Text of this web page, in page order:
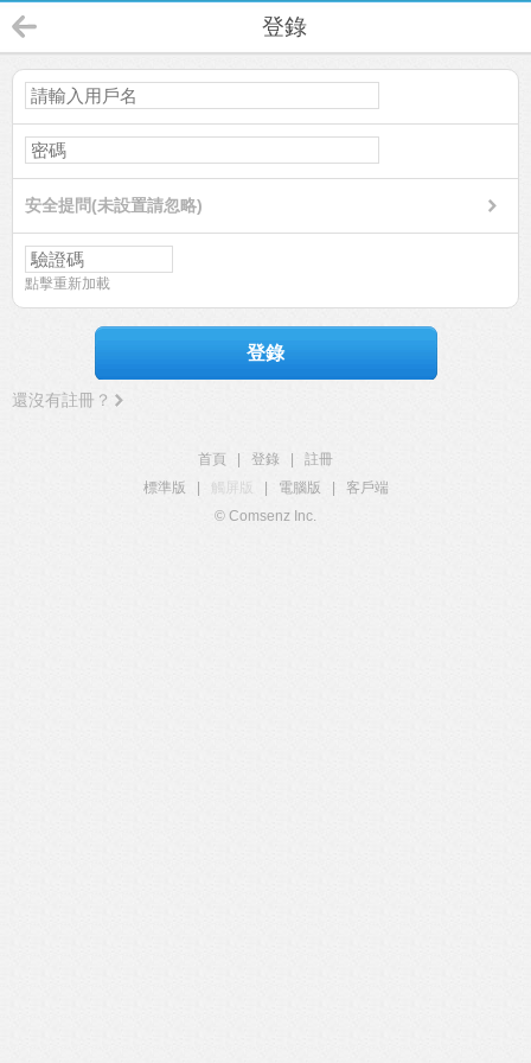
登錄
安全提問(未設置請忽略)
點擊重新加載
登錄
還沒有註冊？
首頁 登錄
註冊
標準版
觸屏版 電腦版
客戶端
© Comsenz Inc.